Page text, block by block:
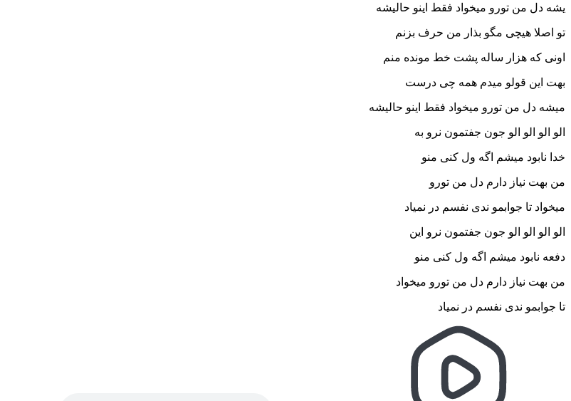
یشه دل من تورو میخواد فقط اینو حالیشه
تو اصلا هیچی مگو بذار من حرف بزنم
اونی که هزار ساله پشت خط مونده منم
بهت این قولو میدم همه چی درست
میشه دل من تورو میخواد فقط اینو حالیشه
الو الو الو الو جون جفتمون نرو به
خدا نابود میشم اگه ول کنی منو
من بهت نیاز دارم دل من تورو
میخواد تا جوابمو ندی نفسم در نمیاد
الو الو الو الو جون جفتمون نرو این
دفعه نابود میشم اگه ول کنی منو
من بهت نیاز دارم دل من تورو میخواد
تا جوابمو ندی نفسم در نمیاد